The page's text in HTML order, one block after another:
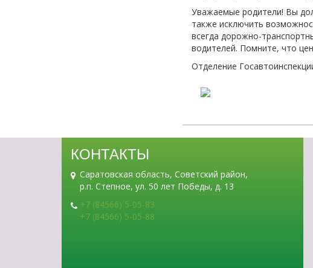
Уважаемые родители! Вы
также исключить
всегда дорожно-
водителей. Помните, что
Отделение
КОНТАКТЫ
Саратовская область, Советский район,
р.п. Степное, ул. 50 лет Победы, д. 13
+7 (84566) 5-05-83
+7 (84566) 5-05-88